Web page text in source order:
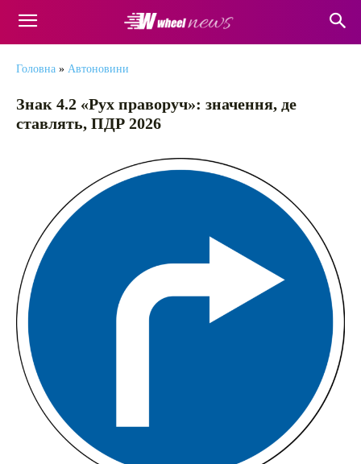
Головна » Автоновини
Знак 4.2 «Рух праворуч»: значення, де
ставлять, ПДР 2026